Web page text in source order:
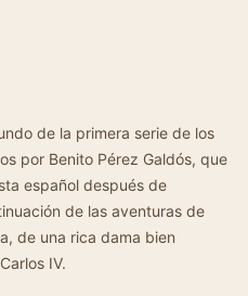
de la primera serie de los
por Benito Pérez Galdós, que
español después de
de las aventuras de
de una rica dama bien
IV.